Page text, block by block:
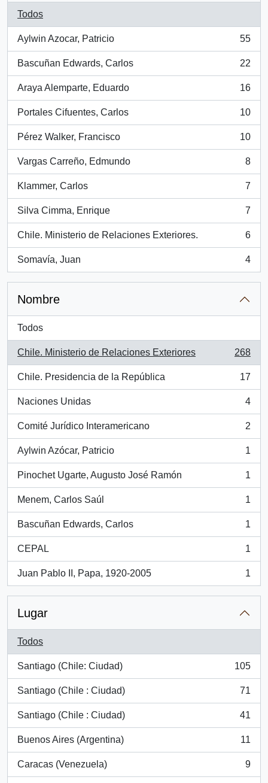
Todos
Aylwin Azocar, Patricio
, 55 resultados
55
Bascuñan Edwards, Carlos
, 22 resultados
22
Araya Alemparte, Eduardo
, 16 resultados
16
Portales Cifuentes, Carlos
, 10 resultados
10
Pérez Walker, Francisco
, 10 resultados
10
Vargas Carreño, Edmundo
, 8 resultados
8
Klammer, Carlos
, 7 resultados
7
Silva Cimma, Enrique
, 7 resultados
7
Chile. Ministerio de Relaciones Exteriores.
, 6 resultados
6
Somavía, Juan
, 4 resultados
4
Nombre
Todos
Chile. Ministerio de Relaciones Exteriores
, 268 resultados
268
Chile. Presidencia de la República
, 17 resultados
17
Naciones Unidas
, 4 resultados
4
Comité Jurídico Interamericano
, 2 resultados
2
Aylwin Azócar, Patricio
, 1 resultados
1
Pinochet Ugarte, Augusto José Ramón
, 1 resultados
1
Menem, Carlos Saúl
, 1 resultados
1
Bascuñan Edwards, Carlos
, 1 resultados
1
CEPAL
, 1 resultados
1
Juan Pablo II, Papa, 1920-2005
, 1 resultados
1
Lugar
Todos
Santiago (Chile: Ciudad)
, 105 resultados
105
Santiago (Chile : Ciudad)
, 71 resultados
71
Santiago (Chile : Ciudad)
, 41 resultados
41
Buenos Aires (Argentina)
, 11 resultados
11
Caracas (Venezuela)
, 9 resultados
9